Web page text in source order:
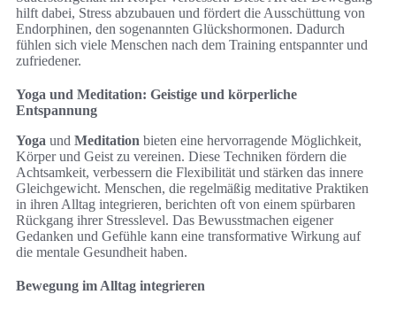
hilft dabei, Stress abzubauen und fördert die Ausschüttung von
Endorphinen, den sogenannten Glückshormonen. Dadurch
fühlen sich viele Menschen nach dem Training entspannter und
zufriedener.
Yoga und Meditation: Geistige und körperliche
Entspannung
Yoga und Meditation bieten eine hervorragende Möglichkeit,
Körper und Geist zu vereinen. Diese Techniken fördern die
Achtsamkeit, verbessern die Flexibilität und stärken das innere
Gleichgewicht. Menschen, die regelmäßig meditative Praktiken
in ihren Alltag integrieren, berichten oft von einem spürbaren
Rückgang ihrer Stresslevel. Das Bewusstmachen eigener
Gedanken und Gefühle kann eine transformative Wirkung auf
die mentale Gesundheit haben.
Bewegung im Alltag integrieren